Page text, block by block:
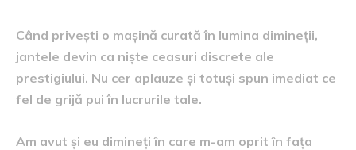
Când privești o mașină curată în lumina dimineții,
jantele devin ca niște ceasuri discrete ale
prestigiului. Nu cer aplauze și totuși spun imediat ce
fel de grijă pui în lucrurile tale.
Am avut și eu dimineți în care m-am oprit în fața